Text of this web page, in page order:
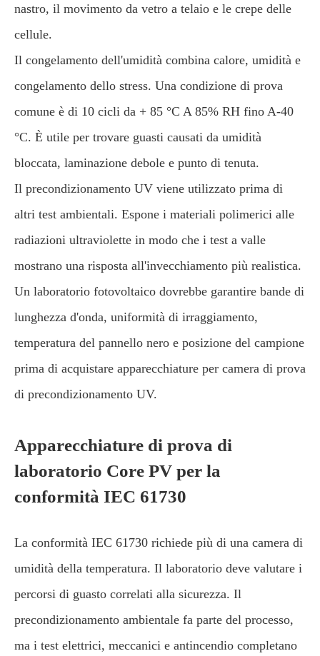
nastro, il movimento da vetro a telaio e le crepe delle
cellule.
Il congelamento dell'umidità combina calore, umidità e
congelamento dello stress. Una condizione di prova
comune è di 10 cicli da + 85 °C A 85% RH fino A-40
°C. È utile per trovare guasti causati da umidità
bloccata, laminazione debole e punto di tenuta.
Il precondizionamento UV viene utilizzato prima di
altri test ambientali. Espone i materiali polimerici alle
radiazioni ultraviolette in modo che i test a valle
mostrano una risposta all'invecchiamento più realistica.
Un laboratorio fotovoltaico dovrebbe garantire bande di
lunghezza d'onda, uniformità di irraggiamento,
temperatura del pannello nero e posizione del campione
prima di acquistare apparecchiature per camera di prova
di precondizionamento UV.
Apparecchiature di prova di
laboratorio Core PV per la
conformità IEC 61730
La conformità IEC 61730 richiede più di una camera di
umidità della temperatura. Il laboratorio deve valutare i
percorsi di guasto correlati alla sicurezza. Il
precondizionamento ambientale fa parte del processo,
ma i test elettrici, meccanici e antincendio completano